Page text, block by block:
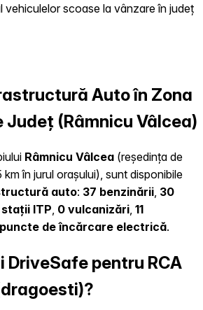
vehiculelor scoase la vânzare în județ
Auto în Zona
Județ (Râmnicu Vâlcea)
Râmnicu Vâlcea (reședința de
în jurul orașului), sunt disponibile
auto: 37 benzinării, 30
ITP, 0 vulcanizări, 11
de încărcare electrică.
DriveSafe pentru RCA